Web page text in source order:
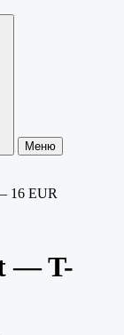
Меню
16 EUR
— T-